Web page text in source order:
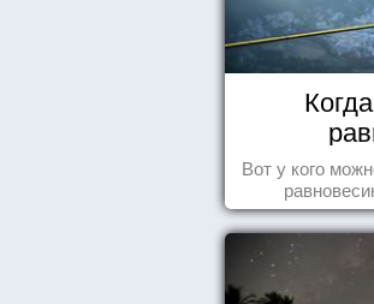
Вот у кого